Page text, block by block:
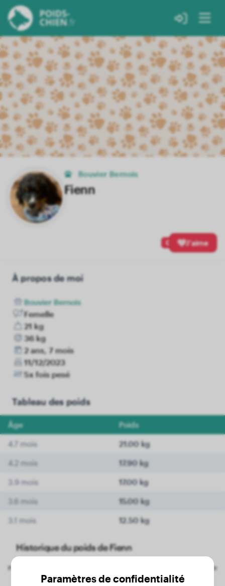
Bouvier Bernois
Fienn
0 J'aime
À propos de moi
Bouvier Bernois
Femelle
21 kg
36 kg
2 ans, 7 mois
11/12/2023
5x fois pesé
Tableau des poids
Âge Poids
4.7 mois 21.00 kg
4.2 mois 17.90 kg
3.9 mois 17.00 kg
3.6 mois 15.00 kg
3.1 mois 12.50 kg
Historique du poids de Fienn
Paramètres de confidentialité